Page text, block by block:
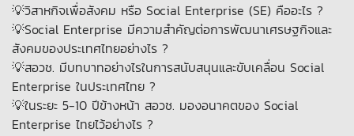
💡วิสาหกิจเพื่อสังคม หรือ Social Enterprise (SE) คืออะไร ?
💡Social Enterprise มีความสำคัญต่อการพัฒนาเศรษฐกิจและ
สังคมของประเทศไทยอย่างไร ?
💡สอวช. มีบทบาทอย่างไรในการสนับสนุนและขับเคลื่อน Social
Enterprise ในประเทศไทย ?
💡ในระยะ 5-10 ปีข้างหน้า สอวช. มองอนาคตของ Social
Enterprise ไทยไว้อย่างไร ?